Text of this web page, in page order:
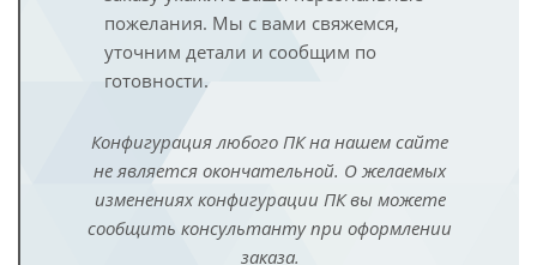
пожелания. Мы с вами свяжемся,
уточним детали и сообщим по
готовности.
Конфигурация любого ПК на нашем сайте
не является окончательной. О желаемых
изменениях конфигурации ПК вы можете
сообщить консультанту при оформлении
заказа.